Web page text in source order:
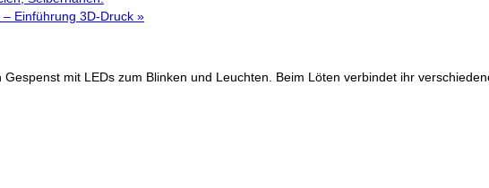
Einführung 3D-Druck »
mit LEDs zum Blinken und Leuchten. Beim Löten verbindet ihr